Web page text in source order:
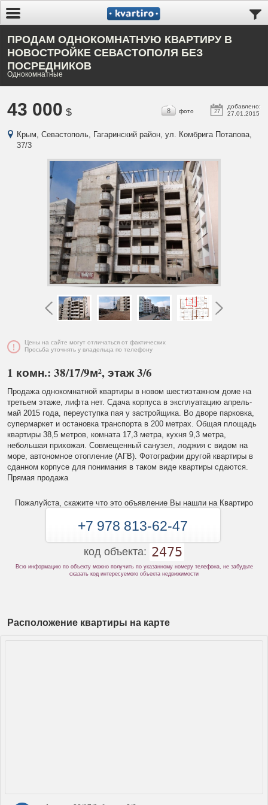
ПРОДАМ ОДНОКОМНАТНУЮ КВАРТИРУ В
НОВОСТРОЙКЕ СЕВАСТОПОЛЯ БЕЗ
ПОСРЕДНИКОВ
Однокомнатные
43 000 $ 27
добавлено:
27.01.2015
8 фото
Крым, Севастополь, Гагаринский район, ул. Комбрига Потапова,
37/3
Цены на сайте могут отличаться от фактических
Просьба уточнять у владельца по телефону
1 комн.: 38/17/9м², этаж 3/6
Продажа однокомнатной квартиры в новом шестиэтажном доме на
третьем этаже, лифта нет. Сдача корпуса в эксплуатацию апрель-
май 2015 года, переуступка пая у застройщика. Во дворе парковка,
супермаркет и остановка транспорта в 200 метрах. Общая площадь
квартиры 38,5 метров, комната 17,3 метра, кухня 9,3 метра,
небольшая прихожая. Совмещенный санузел, лоджия с видом на
море, автономное отопление (АГВ). Фотографии другой квартиры в
сданном корпусе для понимания в таком виде квартиры сдаются.
Прямая продажа
Пожалуйста, скажите что это объявление Вы нашли на Квартиро
+7 978 813-62-47
код объекта: 2475
Всю информацию по объекту можно получить по указанному номеру телефона, не забудьте
сказать код интересуемого объекта недвижимости
Расположение квартиры на карте